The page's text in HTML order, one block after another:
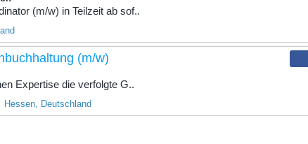
(m/w) in Teilzeit ab sof..
(m/w)
Expertise die verfolgte G..
Hessen, Deutschland